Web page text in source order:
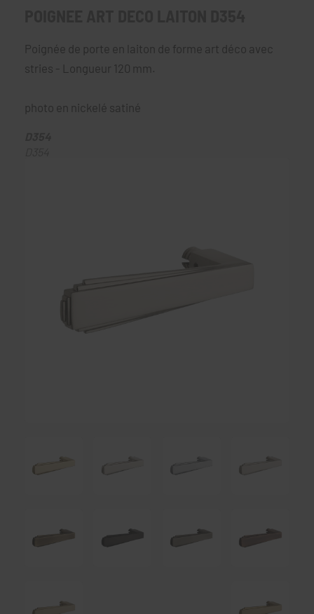
Poignée de porte en laiton de forme art déco avec
stries - Longueur 120 mm.
photo en nickelé satiné